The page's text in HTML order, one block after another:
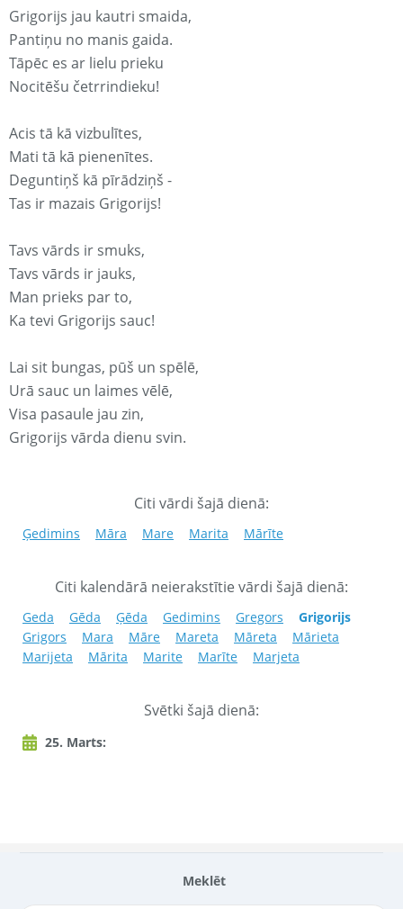
Meklēt
Grigorijs jau kautri smaida,
Pantiņu no manis gaida.
Tāpēc es ar lielu prieku
Nocitēšu četrrindieku!
Acis tā kā vizbulītes,
Mati tā kā pienenītes.
Deguntiņš kā pīrādziņš -
Tas ir mazais Grigorijs!
Tavs vārds ir smuks,
Tavs vārds ir jauks,
Man prieks par to,
Ka tevi Grigorijs sauc!
Lai sit bungas, pūš un spēlē,
Urā sauc un laimes vēlē,
Visa pasaule jau zin,
Grigorijs vārda dienu svin.
Citi vārdi šajā dienā:
Ģedimins Māra Mare Marita Mārīte
Citi kalendārā neierakstītie vārdi šajā dienā:
Geda Gēda Ģēda Gedimins Gregors
Grigorijs
Grigors
Mara Māre Mareta Māreta
Mārieta
Marijeta
Mārita Marite Marīte Marjeta
Svētki šajā dienā:
25. Marts: